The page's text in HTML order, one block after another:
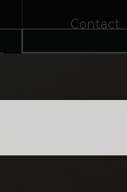
Contact